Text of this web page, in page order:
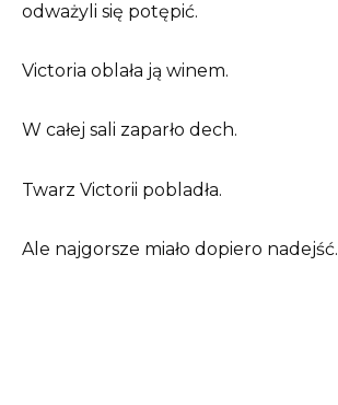
odważyli się potępić.
Victoria oblała ją winem.
W całej sali zaparło dech.
Twarz Victorii pobladła.
Ale najgorsze miało dopiero nadejść.